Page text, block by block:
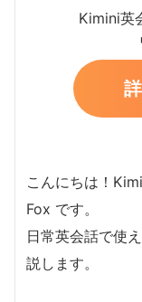
Kimini英
こんにちは！
Fox です。
日常英会話で使
説します。